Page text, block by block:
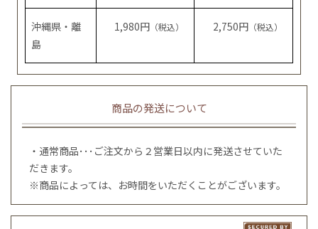
沖縄県・離
島
1,980円 （税込） 2,750円 （税込）
商品の発送について
・通常商品･･･ご注文から２営業日以内に発送させていた
だきます。
※商品によっては、お時間をいただくことがございます。